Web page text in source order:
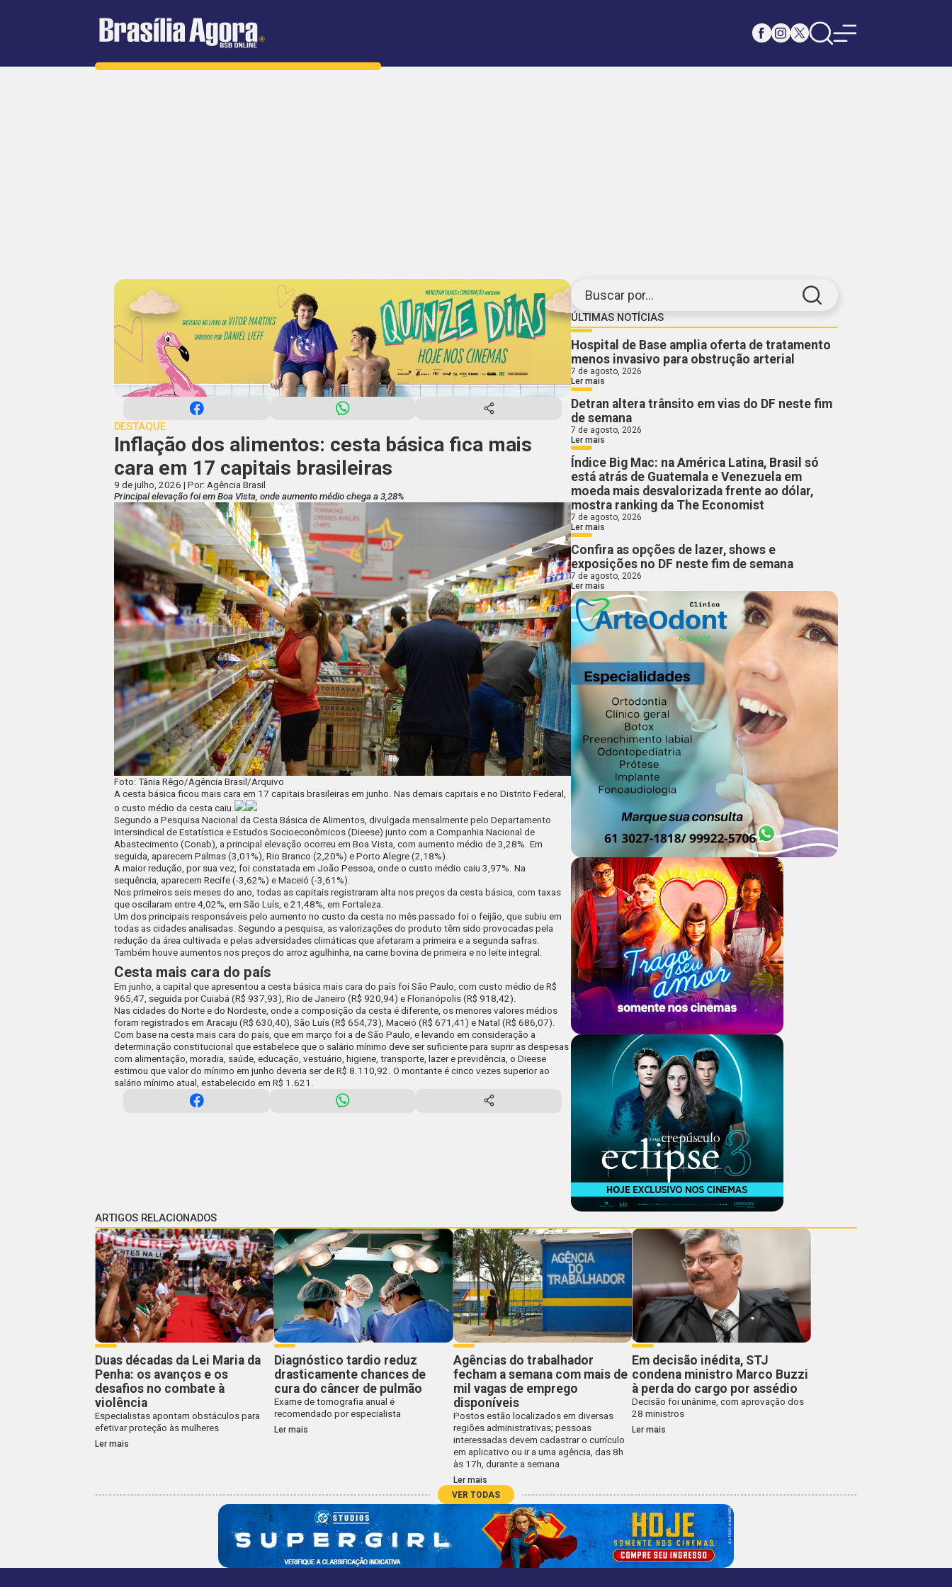
Buscar por...
ÚLTIMAS NOTÍCIAS
Hospital de Base amplia oferta de tratamento
menos invasivo para obstrução arterial
7 de agosto, 2026
Ler mais
Detran altera trânsito em vias do DF neste fim
de semana
7 de agosto, 2026
Ler mais
Índice Big Mac: na América Latina, Brasil só
está atrás de Guatemala e Venezuela em
moeda mais desvalorizada frente ao dólar,
mostra ranking da The Economist
7 de agosto, 2026
Ler mais
Confira as opções de lazer, shows e
exposições no DF neste fim de semana
7 de agosto, 2026
Ler mais
DESTAQUE
Inflação dos alimentos: cesta básica fica mais
cara em 17 capitais brasileiras
9 de julho, 2026 | Por: Agência Brasil
Principal elevação foi em Boa Vista, onde aumento médio chega a 3,28%
Foto: Tânia Rêgo/Agência Brasil/Arquivo
A cesta básica ficou mais cara em 17 capitais brasileiras em junho. Nas demais capitais e no Distrito Federal,
o custo médio da cesta caiu.
Segundo a Pesquisa Nacional da Cesta Básica de Alimentos, divulgada mensalmente pelo Departamento
Intersindical de Estatística e Estudos Socioeconômicos (Dieese) junto com a Companhia Nacional de
Abastecimento (Conab),a principal elevação ocorreu em Boa Vista, com aumento médio de 3,28%. Em
seguida, aparecem Palmas (3,01%), Rio Branco (2,20%) e Porto Alegre (2,18%).
A maior redução, por sua vez, foi constatada em João Pessoa, onde o custo médio caiu 3,97%. Na
sequência, aparecem Recife (-3,62%) e Maceió (-3,61%).
Nos primeiros seis meses do ano, todas as capitais registraram alta nos preços da cesta básica,com taxas
que oscilaram entre 4,02%, em São Luís, e 21,48%, em Fortaleza.
Um dos principais responsáveis pelo aumento no custo da cesta no mês passado foi o feijão, que subiu em
todas as cidades analisadas. Segundo a pesquisa, as valorizações do produto têm sido provocadas pela
redução da área cultivada e pelas adversidades climáticas que afetaram a primeira e a segunda safras.
Também houve aumentos nos preços do arroz agulhinha, na carne bovina de primeira e no leite integral.
Cesta mais cara do país
Em junho, a capital que apresentou a cesta básica mais cara do país foi São Paulo, com custo médio de R$
965,47, seguida por Cuiabá (R$ 937,93), Rio de Janeiro (R$ 920,94) e Florianópolis (R$ 918,42).
Nas cidades do Norte e do Nordeste, onde a composição da cesta é diferente, os menores valores médios
foram registrados em Aracaju (R$ 630,40), São Luís (R$ 654,73), Maceió (R$ 671,41) e Natal (R$ 686,07).
Com base na cesta mais cara do país, que em março foi a de São Paulo, e levando em consideração a
determinação constitucional que estabelece que o salário mínimo deve ser suficiente para suprir as despesas
com alimentação, moradia, saúde, educação, vestuário, higiene, transporte, lazer e previdência, o Dieese
estimou que valor do mínimo em junho deveria ser de R$ 8.110,92. O montante é cinco vezes superior ao
salário mínimo atual, estabelecido em R$ 1.621.
ARTIGOS RELACIONADOS
Duas décadas da Lei Maria da
Penha: os avanços e os
desafios no combate à
violência
Especialistas apontam obstáculos para
efetivar proteção às mulheres
Ler mais
Diagnóstico tardio reduz
drasticamente chances de
cura do câncer de pulmão
Exame de tomografia anual é
recomendado por especialista
Ler mais
Agências do trabalhador
fecham a semana com mais de
mil vagas de emprego
disponíveis
Postos estão localizados em diversas
regiões administrativas; pessoas
interessadas devem cadastrar o currículo
em aplicativo ou ir a uma agência, das 8h
às 17h, durante a semana
Ler mais
Em decisão inédita, STJ
condena ministro Marco Buzzi
à perda do cargo por assédio
Decisão foi unânime, com aprovação dos
28 ministros
Ler mais
VER TODAS